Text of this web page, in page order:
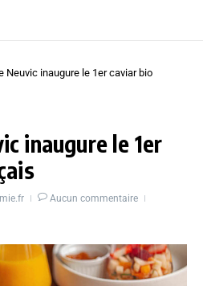
Neuvic inaugure le 1er caviar bio
inaugure le 1er
Aucun commentaire